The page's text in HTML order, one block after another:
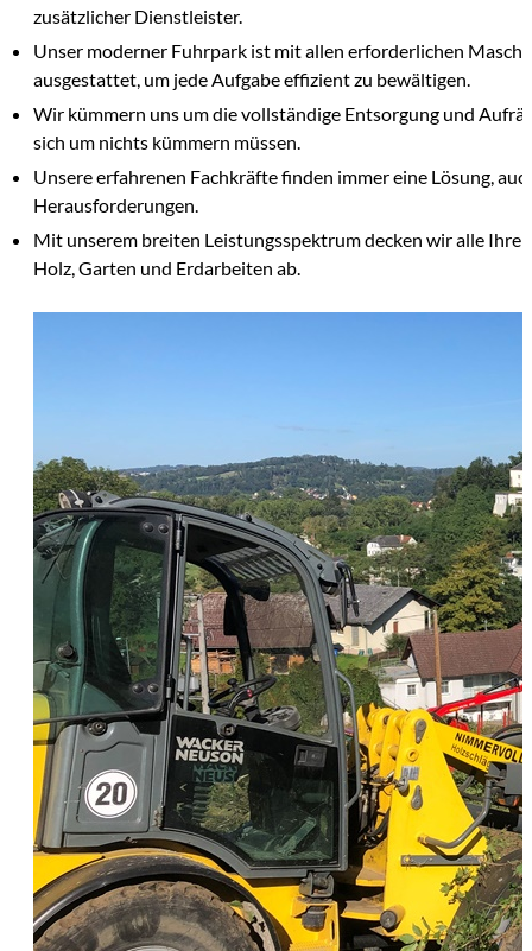
zusätzlicher Dienstleister.
Unser moderner Fuhrpark ist mit allen erforderlichen
ausgestattet, um jede Aufgabe effizient zu bewältigen.
Wir kümmern uns um die vollständige Entsorgung und
sich um nichts kümmern müssen.
Unsere erfahrenen Fachkräfte finden immer eine Lösung,
Herausforderungen.
Mit unserem breiten Leistungsspektrum decken wir alle Ihre
Holz, Garten und Erdarbeiten ab.